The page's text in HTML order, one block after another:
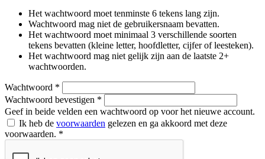
Het wachtwoord moet tenminste 6 tekens lang zijn.
Wachtwoord mag niet de gebruikersnaam bevatten.
Het wachtwoord moet minimaal 3 verschillende soorten
tekens bevatten (kleine letter, hoofdletter, cijfer of leesteken).
Het wachtwoord mag niet gelijk zijn aan de laatste 2+
wachtwoorden.
Wachtwoord *
Wachtwoord bevestigen *
Geef in beide velden een wachtwoord op voor het nieuwe account.
Ik heb de voorwaarden gelezen en ga akkoord met deze
voorwaarden. *